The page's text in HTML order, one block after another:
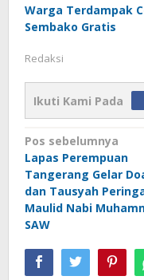
Warga Terdampak
Sembako Gratis
Redaksi
Ikuti Kami Pada
Navigasi
pos
Pos sebelumnya
Lapas Perempuan
Tangerang Gelar
dan Tausyah
Maulid Nabi
SAW